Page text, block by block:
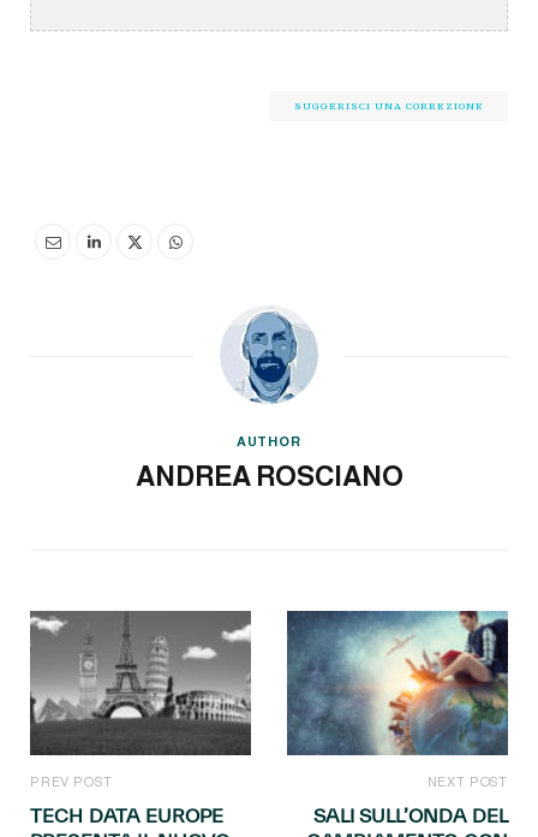
SUGGERISCI UNA CORREZIONE
AUTHOR
ANDREA ROSCIANO
PREV POST
TECH DATA EUROPE
NEXT POST
SALI SULL’ONDA DEL